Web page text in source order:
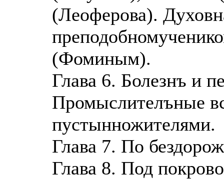
(Леоферова).
(Фоминым).
Глава 6. Болезнъ и
Промыслителъные
пустынножителями.
Глава 7. По
Глава 8. Под